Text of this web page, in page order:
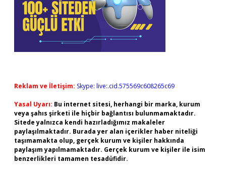
Reklam ve İletişim: Skype: live:.cid.575569c608265c69
Yasal Uyarı: Bu internet sitesi, herhangi bir marka, kurum
veya şahıs şirketi ile hiçbir bağlantısı bulunmamaktadır.
Sitede yalnızca kendi hazırladığımız makaleler
paylaşılmaktadır. Burada yer alan içerikler haber niteliği
taşımamakta olup, gerçek kurum ve kişiler hakkında
paylaşım yapılmamaktadır. Gerçek kurum ve kişiler ile isim
benzerlikleri tamamen tesadüfidir.